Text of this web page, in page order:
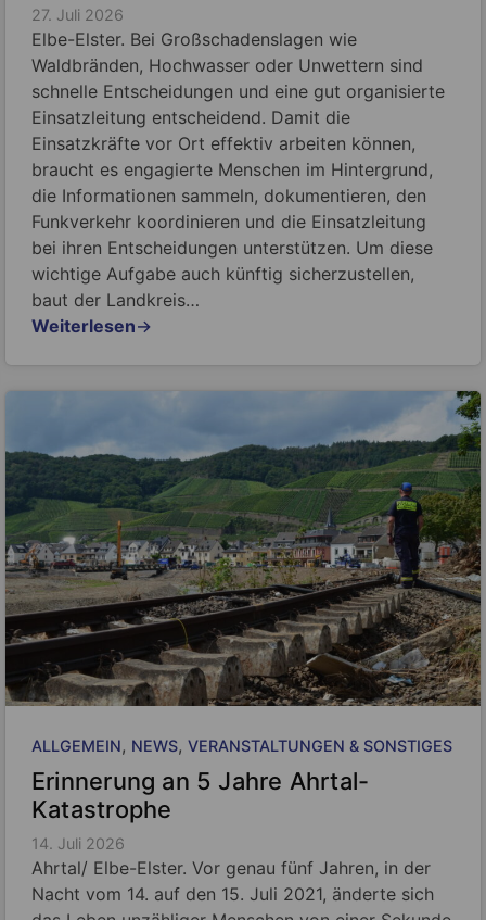
27. Juli 2026
Elbe-Elster. Bei Großschadenslagen wie
Waldbränden, Hochwasser oder Unwettern sind
schnelle Entscheidungen und eine gut organisierte
Einsatzleitung entscheidend. Damit die
Einsatzkräfte vor Ort effektiv arbeiten können,
braucht es engagierte Menschen im Hintergrund,
die Informationen sammeln, dokumentieren, den
Funkverkehr koordinieren und die Einsatzleitung
bei ihren Entscheidungen unterstützen. Um diese
wichtige Aufgabe auch künftig sicherzustellen,
baut der Landkreis…
Weiterlesen→
ALLGEMEIN, NEWS, VERANSTALTUNGEN & SONSTIGES
Erinnerung an 5 Jahre Ahrtal-
Katastrophe
14. Juli 2026
Ahrtal/ Elbe-Elster. Vor genau fünf Jahren, in der
Nacht vom 14. auf den 15. Juli 2021, änderte sich